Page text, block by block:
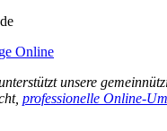
unsere
professionelle Online-